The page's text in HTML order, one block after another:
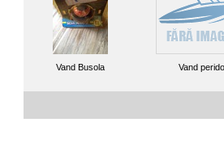
Vand Busola Vand